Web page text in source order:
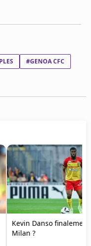
#GENOA CFC
Kevin Danso finalement
Milan ?